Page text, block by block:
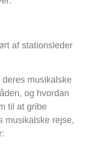
af stationsleder
musikalske
og hvordan
til at gribe
musikalske rejse,